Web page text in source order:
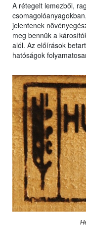
A rétegelt lemezből,
jelentenek
meg bennük a
alól. Az előírások
hatóságok